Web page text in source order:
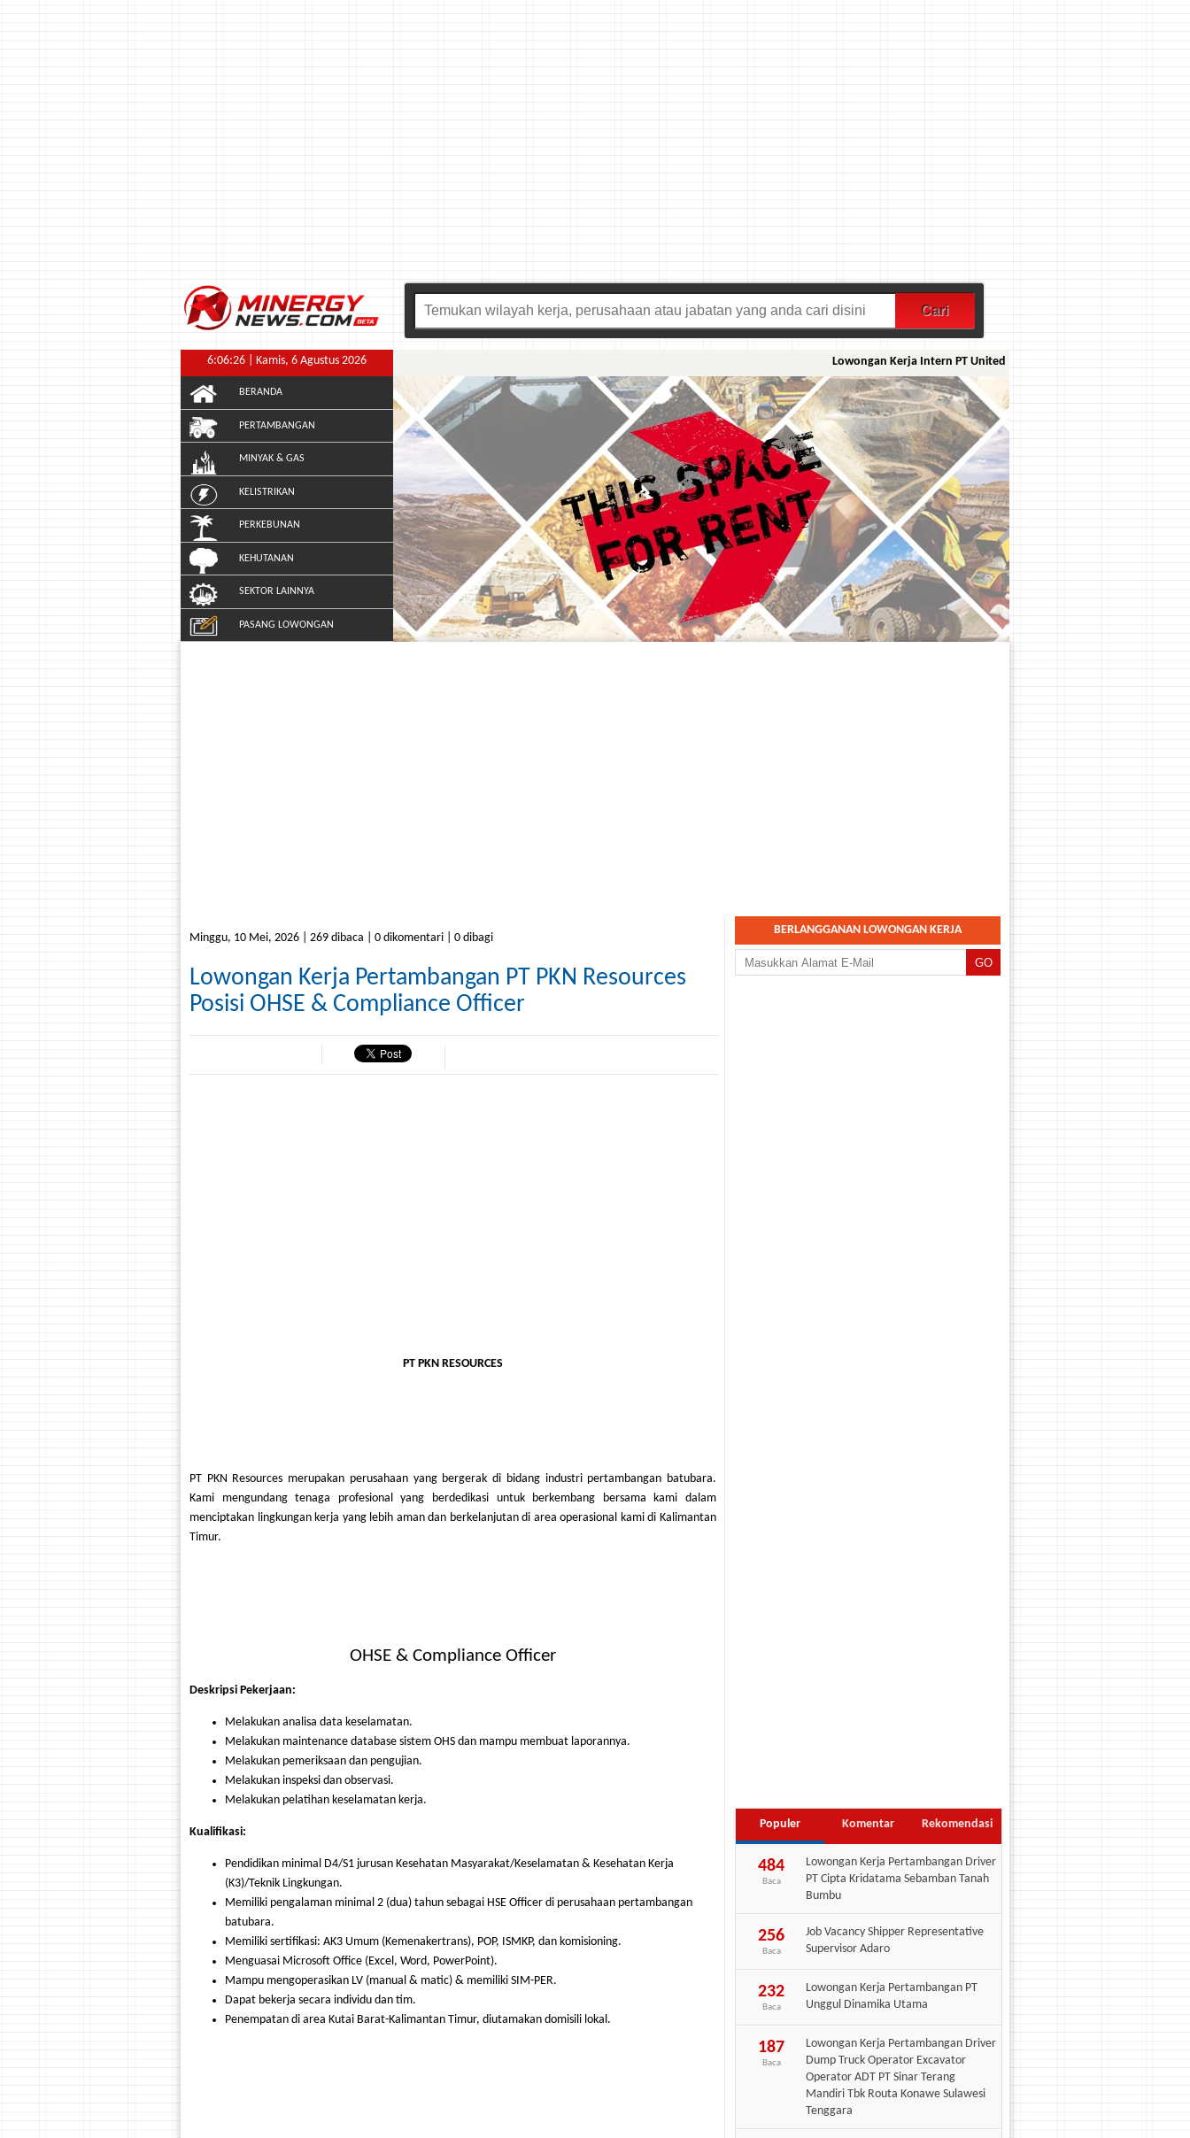
6:06:27 | Kamis, 6 Agustus 2026 Lowongan Kerja Intern PT United Tractors Pandu Engineering
BERANDA
PERTAMBANGAN
MINYAK & GAS
KELISTRIKAN
PERKEBUNAN
KEHUTANAN
SEKTOR LAINNYA
PASANG LOWONGAN
Minggu, 10 Mei, 2026 | 269 dibaca | 0 dikomentari | 0 dibagi
Lowongan Kerja Pertambangan PT PKN Resources
Posisi OHSE & Compliance Officer
PT PKN RESOURCES
PT PKN Resources merupakan perusahaan yang bergerak di bidang industri pertambangan batubara.
Kami mengundang tenaga profesional yang berdedikasi untuk berkembang bersama kami dalam
menciptakan lingkungan kerja yang lebih aman dan berkelanjutan di area operasional kami di Kalimantan
Timur.
OHSE & Compliance Officer
Deskripsi Pekerjaan:
Melakukan analisa data keselamatan.
Melakukan maintenance database sistem OHS dan mampu membuat laporannya.
Melakukan pemeriksaan dan pengujian.
Melakukan inspeksi dan observasi.
Melakukan pelatihan keselamatan kerja.
Kualifikasi:
Pendidikan minimal D4/S1 jurusan Kesehatan Masyarakat/Keselamatan & Kesehatan Kerja
(K3)/Teknik Lingkungan.
Memiliki pengalaman minimal 2 (dua) tahun sebagai HSE Officer di perusahaan pertambangan
batubara.
Memiliki sertifikasi: AK3 Umum (Kemenakertrans), POP, ISMKP, dan komisioning.
Menguasai Microsoft Office (Excel, Word, PowerPoint).
Mampu mengoperasikan LV (manual & matic) & memiliki SIM-PER.
Dapat bekerja secara individu dan tim.
Penempatan di area Kutai Barat-Kalimantan Timur, diutamakan domisili lokal.
BERLANGGANAN LOWONGAN KERJA
Populer Komentar Rekomendasi
484
Baca
Lowongan Kerja Pertambangan Driver
PT Cipta Kridatama Sebamban Tanah
Bumbu
256
Baca
Job Vacancy Shipper Representative
Supervisor Adaro
232
Baca
Lowongan Kerja Pertambangan PT
Unggul Dinamika Utama
187
Baca
Lowongan Kerja Pertambangan Driver
Dump Truck Operator Excavator
Operator ADT PT Sinar Terang
Mandiri Tbk Routa Konawe Sulawesi
Tenggara